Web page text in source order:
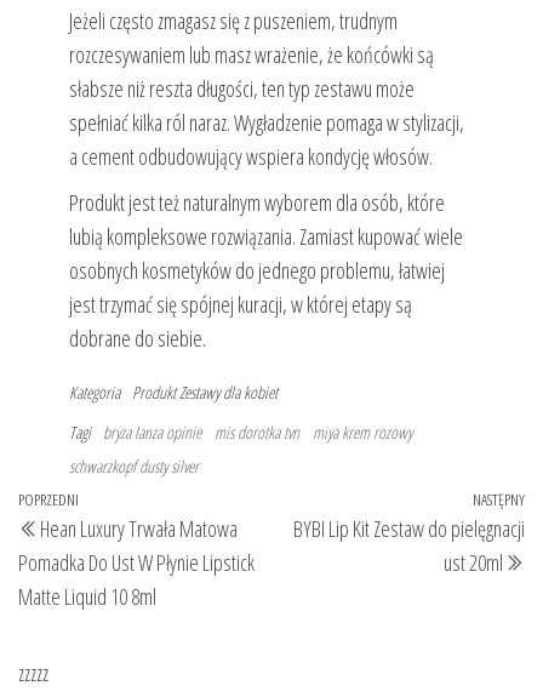
Jeżeli często zmagasz się z puszeniem, trudnym
rozczesywaniem lub masz wrażenie, że końcówki są
słabsze niż reszta długości, ten typ zestawu może
spełniać kilka ról naraz. Wygładzenie pomaga w stylizacji,
a cement odbudowujący wspiera kondycję włosów.
Produkt jest też naturalnym wyborem dla osób, które
lubią kompleksowe rozwiązania. Zamiast kupować wiele
osobnych kosmetyków do jednego problemu, łatwiej
jest trzymać się spójnej kuracji, w której etapy są
dobrane do siebie.
Kategoria Produkt Zestawy dla kobiet
Tagi bryza lanza opinie mis dorotka tvn
miya krem rozowy
schwarzkopf dusty silver
Nawigacja
wpisu
Poprzedni
wpis
POPRZEDNI
Hean Luxury Trwała Matowa
Pomadka Do Ust W Płynie Lipstick
Matte Liquid 10 8ml
NASTĘPNY
BYBI Lip Kit Zestaw do pielęgnacji
ust 20ml
zzzzz